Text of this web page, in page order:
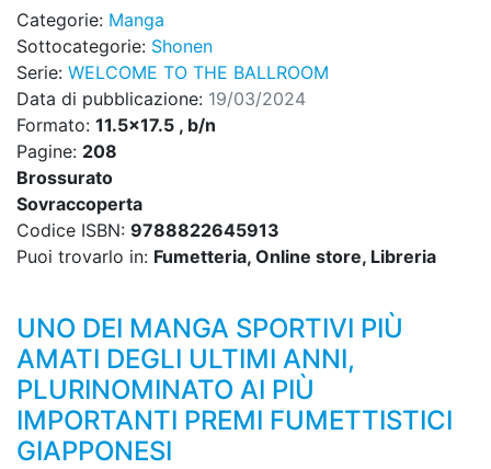
Categorie: Manga
Sottocategorie: Shonen
Serie: WELCOME TO THE BALLROOM
Data di pubblicazione: 19/03/2024
Formato: 11.5x17.5 , b/n
Pagine: 208
Brossurato
Sovraccoperta
Codice ISBN: 9788822645913
Puoi trovarlo in: Fumetteria, Online store, Libreria
UNO DEI MANGA SPORTIVI PIÙ
AMATI DEGLI ULTIMI ANNI,
PLURINOMINATO AI PIÙ
IMPORTANTI PREMI FUMETTISTICI
GIAPPONESI